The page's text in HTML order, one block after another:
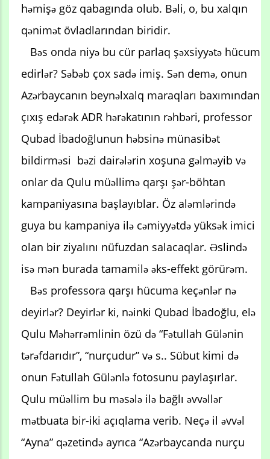
həmişə göz qabagında olub. Bəli, o, bu xalqın
qənimət övladlarından biridir.
Bəs onda niyə bu cür parlaq şəxsiyyətə hücum
edirlər? Səbəb çox sadə imiş. Sən demə, onun
Azərbaycanın beynəlxalq maraqları baxımından
çıxış edərək ADR hərəkatının rəhbəri, professor
Qubad İbadoğlunun həbsinə münasibət
bildirməsi bəzi dairələrin xoşuna gəlməyib və
onlar da Qulu müəllimə qarşı şər-böhtan
kampaniyasına başlayıblar. Öz aləmlərində
guya bu kampaniya ilə cəmiyyətdə yüksək imici
olan bir ziyalını nüfuzdan salacaqlar. Əslində
isə mən burada tamamilə əks-effekt görürəm.
Bəs professora qarşı hücuma keçənlər nə
deyirlər? Deyirlər ki, nəinki Qubad İbadoğlu, elə
Qulu Məhərrəmlinin özü də “Fətullah Gülənin
tərəfdarıdır”, “nurçudur” və s.. Sübut kimi də
onun Fətullah Gülənlə fotosunu paylaşırlar.
Qulu müəllim bu məsələ ilə bağlı əvvəllər
mətbuata bir-iki açıqlama verib. Neçə il əvvəl
“Ayna” qəzetində ayrıca “Azərbaycanda nurçu